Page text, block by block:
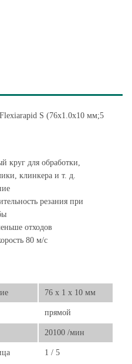
S (76x1.0х10 мм;5
круг для обработки,
клинкера и т. д.
резания при
отходов
80 м/с
76 x 1 x 10 мм
прямой
20100 /мин
1 / 5